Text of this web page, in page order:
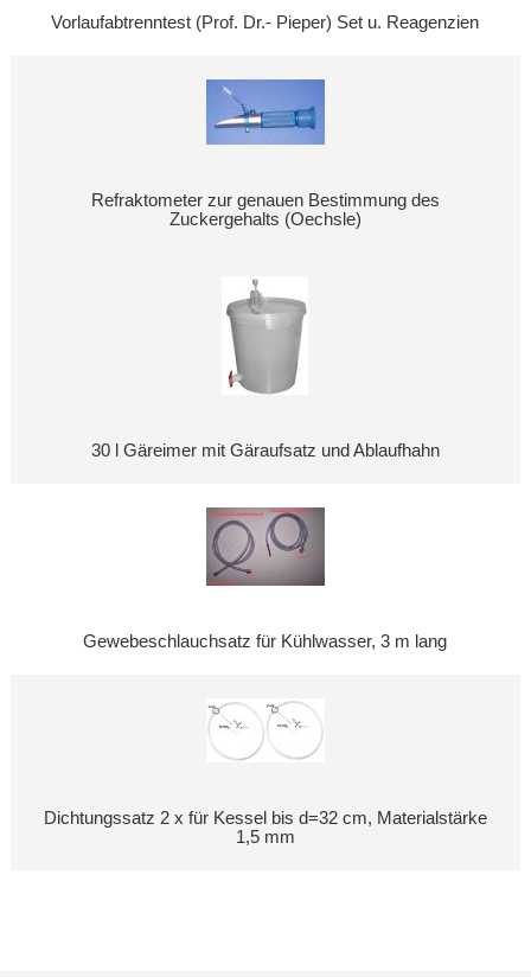
Vorlaufabtrenntest (Prof. Dr.- Pieper) Set u. Reagenzien
Refraktometer zur genauen Bestimmung des
Zuckergehalts (Oechsle)
30 l Gäreimer mit Gäraufsatz und Ablaufhahn
Gewebeschlauchsatz für Kühlwasser, 3 m lang
Dichtungssatz 2 x für Kessel bis d=32 cm, Materialstärke
1,5 mm